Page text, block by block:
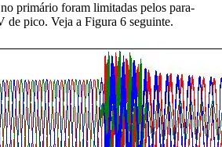
primário foram limitadas pelos para-
de pico. Veja a Figura 6 seguinte.